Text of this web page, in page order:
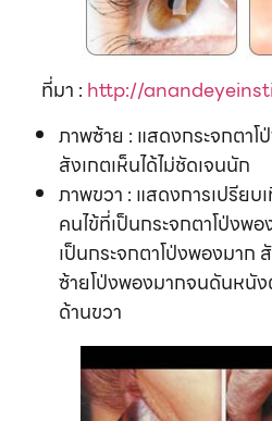
ที่มา : http://
ภาพซ้าย : แสดงกระจกตา
สังเกตเห็นได้ไม่ชัดเจนนัก
ภาพขวา : แสดงการเปรีย
คนไข้ที่เป็นกระจกตาโป่งพ
เป็นกระจกตาโป่งพองมาก
ซ้ายโป่งพองมากจนดันหนัง
ด้านขวา